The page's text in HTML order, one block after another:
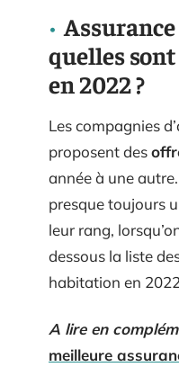
quelles
en 2022 ?
Les compagnies
proposent des
année à une
presque toujours
leur rang,
dessous la liste
habitation en
A lire en
meilleure